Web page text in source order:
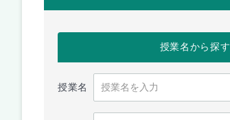
授業名から探す
授業名